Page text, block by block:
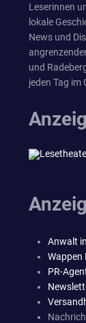
Leserinnen
lokale
News und
und
jeden Tag im
Anwalt
Wappen
PR-